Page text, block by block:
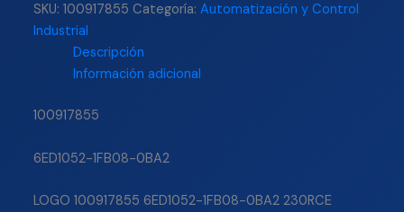
SKU:100917855 Categoría:Automatización y Control
Industrial
Descripción
Información adicional
100917855
6ED1052-1FB08-0BA2
LOGO 100917855 6ED1052-1FB08-0BA2 230RCE